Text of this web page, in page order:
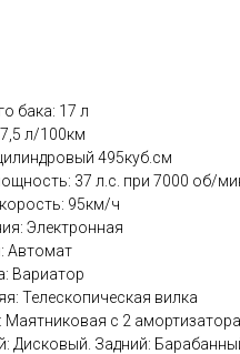
бака: 17 л
л/100км
495куб.см
37 л.с. при 7000 об/
95км/ч
Электронная
Автомат
Вариатор
Телескопическая вилка
Маятниковая с 2
Дисковый. Задний: